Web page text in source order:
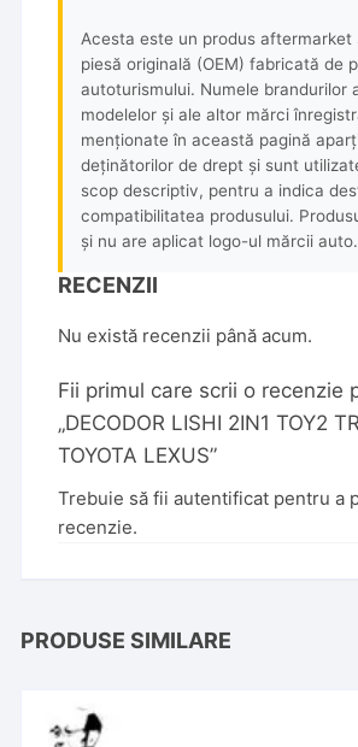
Acesta este un produs aftermarket
piesă originală (OEM) fabricată de
autoturismului. Numele brandurilor
modelelor și ale altor mărci
menționate în această pagină
deținătorilor de drept și sunt
scop descriptiv, pentru a indica
compatibilitatea produsului.
și nu are aplicat logo-ul mărcii auto.
RECENZII
Nu există recenzii până acum.
Fii primul care scrii o recenzie
„DECODOR LISHI 2IN1 TOY2
TOYOTA LEXUS”
Trebuie să fiiautentificat pentru a
recenzie.
PRODUSE SIMILARE